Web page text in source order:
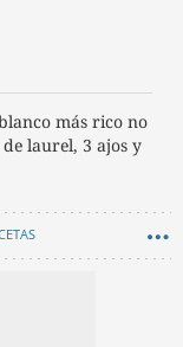
más rico no
de laurel, 3 ajos y